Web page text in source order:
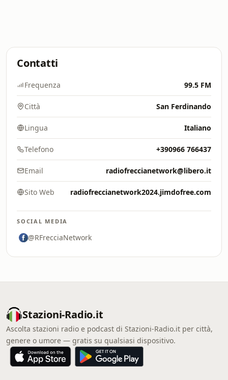
Contatti
Frequenza 99.5 FM
Città San Ferdinando
Lingua Italiano
Telefono +390966 766437
Email radiofreccianetwork@libero.it
Sito Web radiofreccianetwork2024.jimdofree.com
SOCIAL MEDIA
@RFrecciaNetwork
Stazioni-Radio.it
Ascolta stazioni radio e podcast di Stazioni-Radio.it per città,
genere o umore — gratis su qualsiasi dispositivo.